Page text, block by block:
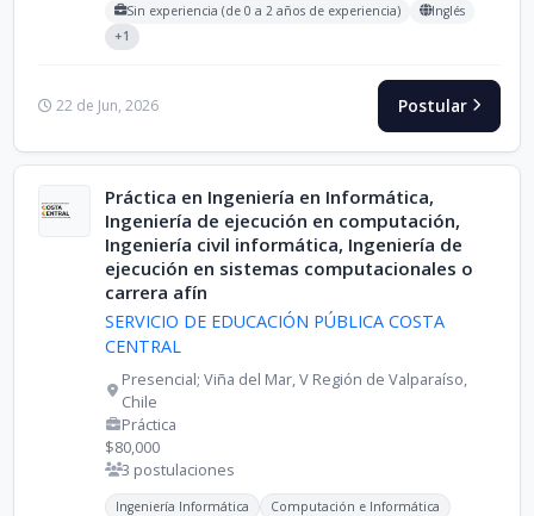
Sin experiencia (de 0 a 2 años de experiencia)
Inglés
+1
22 de Jun, 2026 Postular
Práctica en Ingeniería en Informática,
Ingeniería de ejecución en computación,
Ingeniería civil informática, Ingeniería de
ejecución en sistemas computacionales o
carrera afín
SERVICIO DE EDUCACIÓN PÚBLICA COSTA
CENTRAL
Presencial; Viña del Mar, V Región de Valparaíso,
Chile
Práctica
$80,000
3 postulaciones
Carreras buscadas:
Ingeniería Informática
Computación e Informática